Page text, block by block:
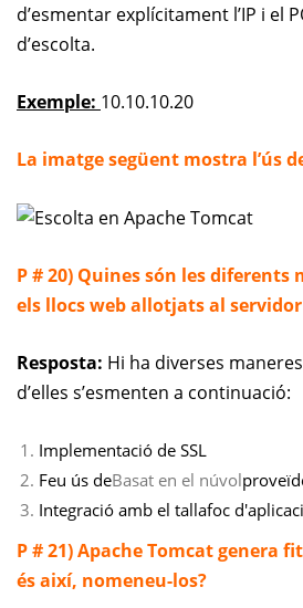
d’esmentar explícitament l’IP i el
d’escolta.
Exemple: 10.10.10.20
La imatge següent mostra l’ús
P # 20) Quines són les diferents
els llocs web allotjats al
Resposta: Hi ha diverses
d’elles s’esmenten a continuació:
Implementació de SSL
Feu ús deBasat en el núvol
Integració amb el tallafoc
P # 21) Apache Tomcat genera
és així, nomeneu-los?